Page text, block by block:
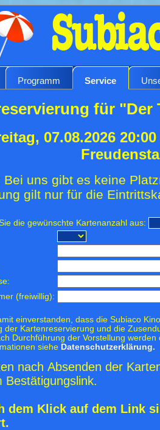
Programm Service
für "Der
07.08.2026
Bei uns gibt es keine
gilt nur für die
die gewünschte Kartenanzahl aus:
(freiwillig):
einverstanden, dass die Subiaco
der Kartenreservierung und die
Durchführung der Vorstellung
siehe Datenschutzerklärung.
nach Absenden der
Bestätigungslink.
dem Klick auf dem Link